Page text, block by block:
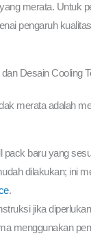
merata. Untuk
pengaruh
Desain Cooling
merata adalah
pack baru yang
dilakukan; ini
.
jika
menggunakan